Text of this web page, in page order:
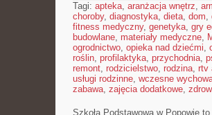
Tagi: apteka, aranżacja wnętrz,
choroby, diagnostyka, dieta, dom,
fitness medyczny, genetyka, gry
budowlane, materiały medyczne,
ogrodnictwo, opieka nad dziećmi,
roślin, profilaktyka, przychodnia,
remont, rodzicielstwo, rodzina, rtv
usługi rodzinne, wczesne
zabawa, zajęcia dodatkowe,
Szkoła Podstawowa w Popowie